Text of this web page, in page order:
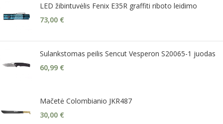
LED žibintuvėlis Fenix E35R graffiti riboto leidimo
73,00 €
Sulankstomas peilis Sencut Vesperon S20065-1 juodas
60,99 €
Mačetė Colombianio JKR487
30,00 €